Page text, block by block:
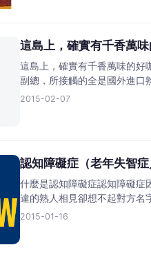
這島上，確實有千香萬
這島上，確實有千香萬味的
副總，所接觸的全是國外進口
2015-02-07
認知障礙症（老年失智症
什麼是認知障礙症認知障礙症
違的熟人相見卻想不起對方名
2015-01-16